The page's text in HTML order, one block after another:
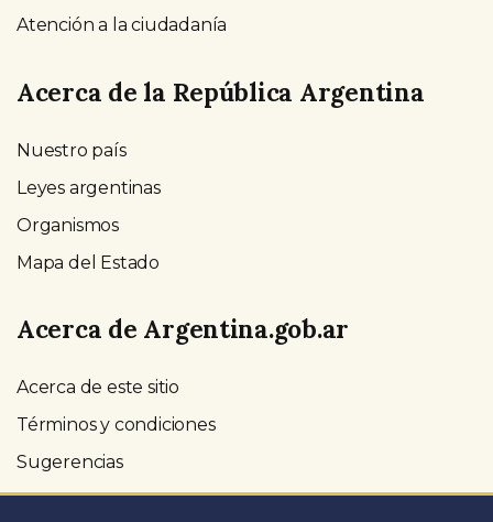
Atención a la ciudadanía
Acerca de la República Argentina
Nuestro país
Leyes argentinas
Organismos
Mapa del Estado
Acerca de Argentina.gob.ar
Acerca de este sitio
Términos y condiciones
Sugerencias